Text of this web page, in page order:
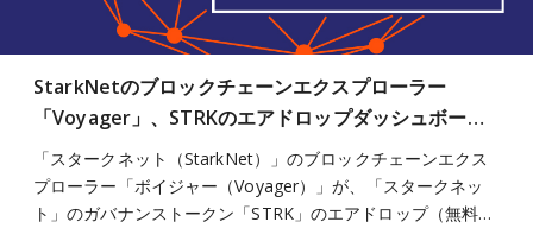
StarkNetのブロックチェーンエクスプローラー
「Voyager」、STRKのエアドロップダッシュボー…
「スタークネット（StarkNet）」のブロックチェーンエクス
プローラー「ボイジャー（Voyager）」が、「スタークネッ
ト」のガバナンストークン「STRK」のエアドロップ（無料…